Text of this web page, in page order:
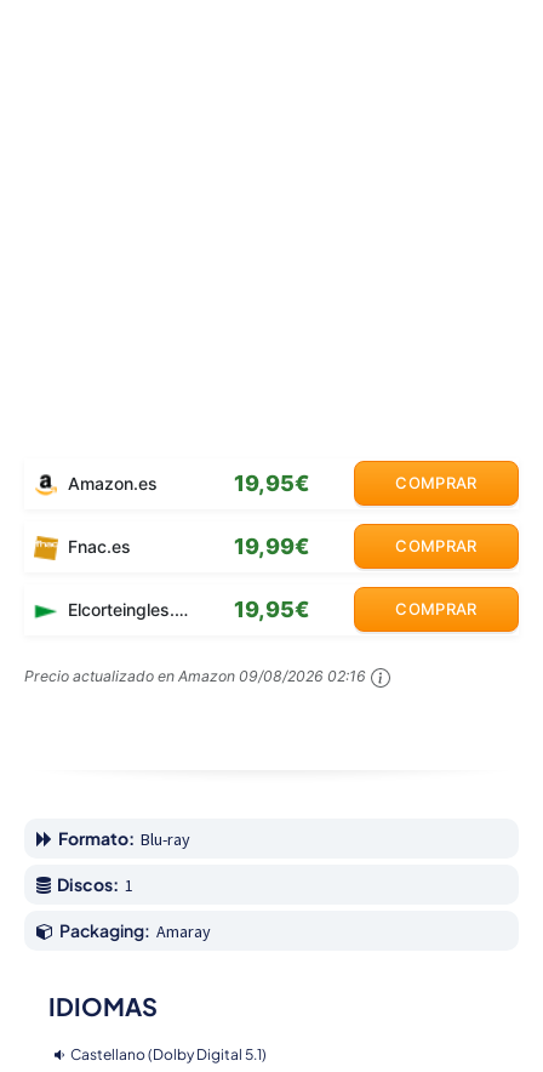
Amazon.es 19,95€ COMPRAR
Fnac.es 19,99€ COMPRAR
Elcorteingles.es 19,95€ COMPRAR
Precio actualizado en Amazon 09/08/2026 02:16
Formato: Blu-ray
Discos: 1
Packaging: Amaray
IDIOMAS
Castellano (Dolby Digital 5.1)